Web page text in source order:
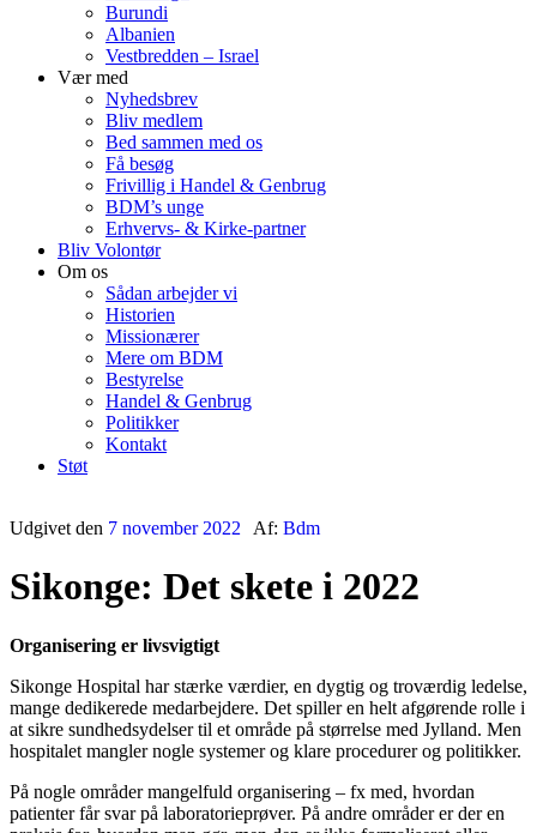
Burundi
Albanien
Vestbredden – Israel
Vær med
Nyhedsbrev
Bliv medlem
Bed sammen med os
Få besøg
Frivillig i Handel & Genbrug
BDM’s unge
Erhvervs- & Kirke-partner
Bliv Volontør
Om os
Sådan arbejder vi
Historien
Missionærer
Mere om BDM
Bestyrelse
Handel & Genbrug
Politikker
Kontakt
Støt
Udgivet den 7 november 2022 Af: Bdm
Sikonge: Det skete i 2022
Organisering er livsvigtigt
Sikonge Hospital har stærke værdier, en dygtig og troværdig ledelse,
mange dedikerede medarbejdere. Det spiller en helt afgørende rolle i
at sikre sundhedsydelser til et område på størrelse med Jylland. Men
hospitalet mangler nogle systemer og klare procedurer og politikker.
På nogle områder mangelfuld organisering – fx med, hvordan
patienter får svar på laboratorieprøver. På andre områder er der en